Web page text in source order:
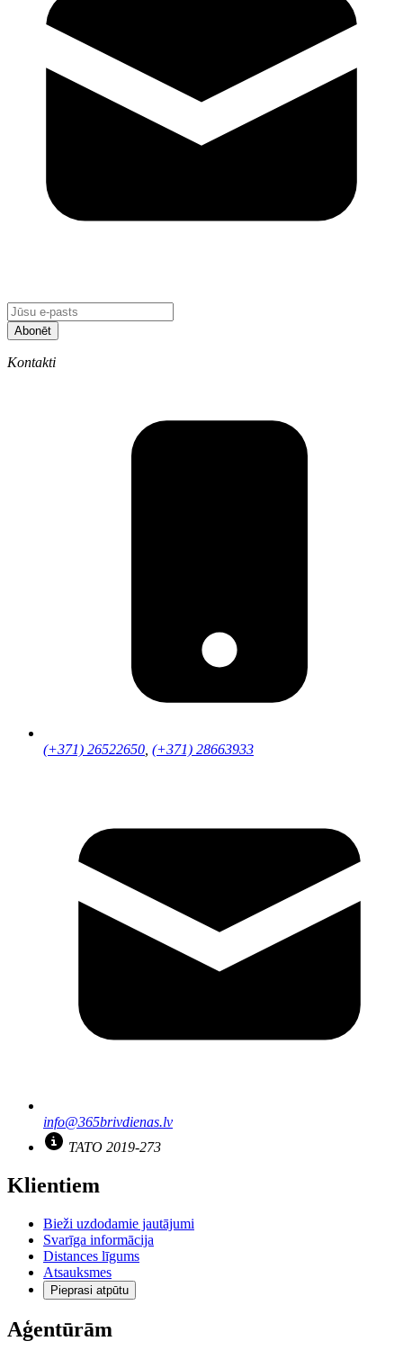
Abonēt
Kontakti
(+371) 26522650, (+371) 28663933
info@365brivdienas.lv
TATO 2019-273
Klientiem
Bieži uzdodamie jautājumi
Svarīga informācija
Distances līgums
Atsauksmes
Pieprasi atpūtu
Aģentūrām